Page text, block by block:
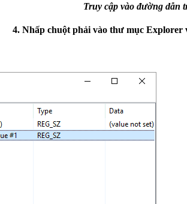
Truy cập vào đường dẫn
4. Nhấp chuột phải vào thư mục Explorer